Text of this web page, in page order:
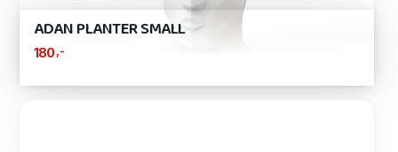
ADAN PLANTER SMALL
180,-